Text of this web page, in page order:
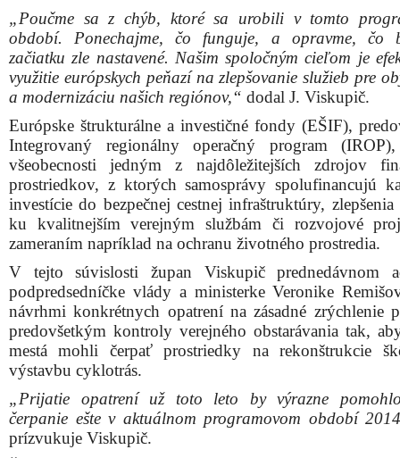
„Poučme sa z chýb, ktoré sa urobili v tomto
období. Ponechajme, čo funguje, a opravme, čo
začiatku zle nastavené. Našim spoločným cieľom je
využitie európskych peňazí na zlepšovanie služieb pre
a modernizáciu našich regiónov,“ dodal J. Viskupič.
Európske štrukturálne a investičné fondy (EŠIF),
Integrovaný regionálny operačný program
všeobecnosti jedným z najdôležitejších zdrojov
prostriedkov, z ktorých samosprávy spolufinancujú
investície do bezpečnej cestnej infraštruktúry,
ku kvalitnejším verejným službám či rozvojové
zameraním napríklad na ochranu životného prostredia.
V tejto súvislosti župan Viskupič prednedávnom
podpredsedníčke vlády a ministerke Veronike
návrhmi konkrétnych opatrení na zásadné zrýchlenie
predovšetkým kontroly verejného obstarávania tak,
mestá mohli čerpať prostriedky na rekonštrukcie
výstavbu cyklotrás.
„Prijatie opatrení už toto leto by výrazne
čerpanie ešte v aktuálnom programovom období
prízvukuje Viskupič.